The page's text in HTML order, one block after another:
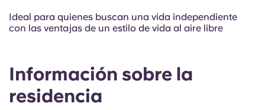
Información sobre la
residencia
Ideal para quienes buscan una vida independiente
con las ventajas de un estilo de vida al aire libre